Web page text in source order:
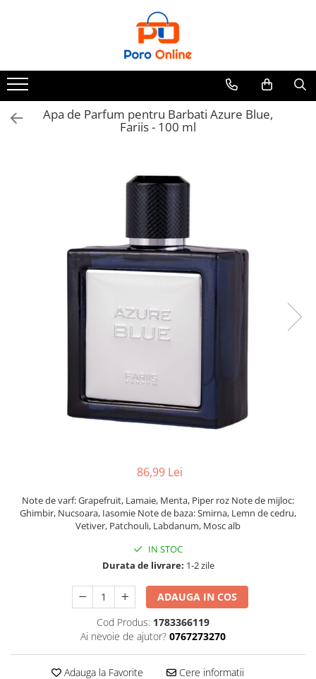
Clone
Parfum Barbati
Parfum FemeiApa de Parfum pentru Barbati Azure Blue,
Fariis - 100 ml
86,99 Lei
Note de varf: Grapefruit, Lamaie, Menta, Piper roz Note de mijloc:
Ghimbir, Nucsoara, Iasomie Note de baza: Smirna, Lemn de cedru,
Vetiver, Patchouli, Labdanum, Mosc alb
IN STOC
Durata de livrare: 1-2 zile
ADAUGA IN COS
Cod Produs: 1783366119
Ai nevoie de ajutor? 0767273270
Adauga la Favorite Cere informatii